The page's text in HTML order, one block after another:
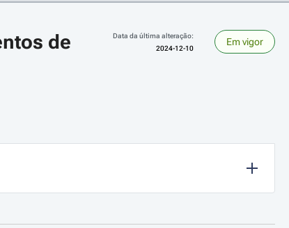
ou esquerda para navegar pelos meses; Use cmd ou ctrl +
de
Data da última alteração:
2024-12-10
Em vigor